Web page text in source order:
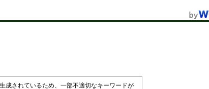
成されているため、一部不適切なキーワードが